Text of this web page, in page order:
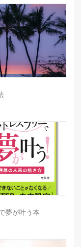
夢が叶う本